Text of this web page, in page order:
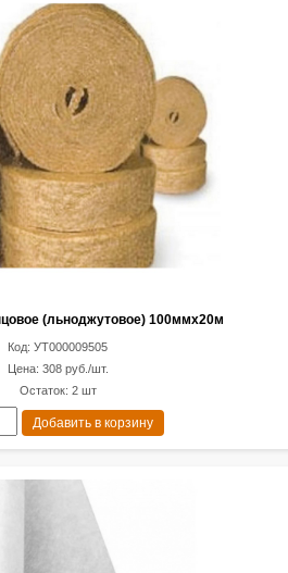
(льноджутовое) 100ммх20м
Код: УТ000009505
Цена: 308 руб./шт.
Остаток: 2 шт
Добавить в корзину